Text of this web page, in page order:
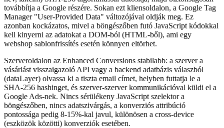
továbbítja a Google részére. Sokan ezt kliensoldalon, a Google Tag
Manager "User-Provided Data" változójával oldják meg. Ez
azonban kockázatos, mivel a böngészőben futó JavaScript kódokkal
kell kinyerni az adatokat a DOM-ból (HTML-ből), ami egy
webshop sablonfrissítés esetén könnyen eltörhet.
Szerveroldalon az Enhanced Conversions stabilabb: a szerver a
vásárlást visszaigazoló API vagy a backend adatbázis válaszból
(dataLayer) olvassa ki a tiszta email címet, helyben futtatja le a
SHA-256 hashinget, és szerver-szerver kommunikációval küldi el a
Google Ads-nek. Nincs sérülékeny JavaScript szelektor a
böngészőben, nincs adatszivárgás, a konverziós attribúció
pontossága pedig 8-15%-kal javul, különösen a cross-device
(eszközök közötti) konverziók esetében.